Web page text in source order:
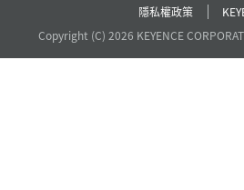
隱私權政策
Copyright (C) 2026 KEYENCE